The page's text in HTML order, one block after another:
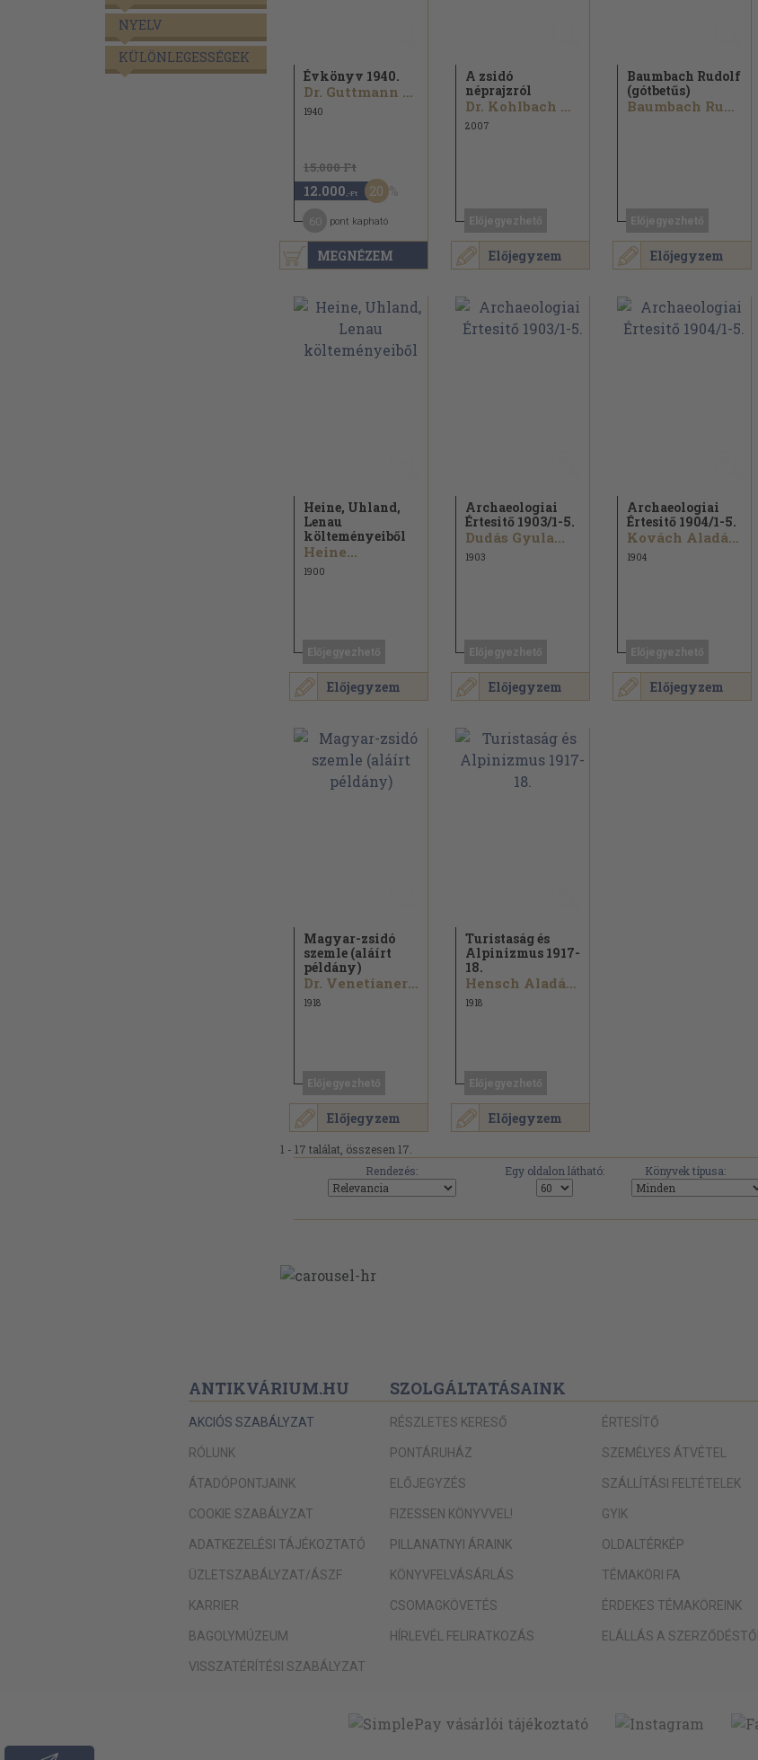
NYELV
KÜLÖNLEGESSÉGEK
MEGNÉZEM
Évkönyv 1940.
Dr. Guttmann Mihály...
1940
15.000 Ft
12.000 ,-Ft 20
pont kapható
Előjegyzem
A zsidó
néprajzról
Dr. Kohlbach Bertalan
2007
Előjegyzem
Baumbach Rudolf
(gótbetűs)
Baumbach Rudolf
Előjegyzem
Heine, Uhland,
Lenau
költeményeiből
Heine...
1900
Előjegyzem
Archaeologiai
Értesitő 1903/1-5.
Dudás Gyula...
1903
Előjegyzem
Archaeologiai
Értesitő 1904/1-5.
Kovách Aladár...
1904
Előjegyzem
Magyar-zsidó
szemle (aláírt
példány)
Dr. Venetianer Lajos...
1918
Előjegyzem
Turistaság és
Alpinizmus 1917-
18.
Hensch Aladár...
1918
1 - 17 találat, összesen 17.
Rendezés:
Egy oldalon látható: Könyvek típusa:
ANTIKVÁRIUM.HU
AKCIÓS SZABÁLYZAT
RÓLUNK
ÁTADÓPONTJAINK
COOKIE SZABÁLYZAT
ADATKEZELÉSI TÁJÉKOZTATÓ
ÜZLETSZABÁLYZAT/ÁSZF
KARRIER
BAGOLYMÚZEUM
VISSZATÉRÍTÉSI SZABÁLYZAT
SZOLGÁLTATÁSAINK
RÉSZLETES KERESŐ
PONTÁRUHÁZ
ELŐJEGYZÉS
FIZESSEN KÖNYVVEL!
PILLANATNYI ÁRAINK
KÖNYVFELVÁSÁRLÁS
CSOMAGKÖVETÉS
HÍRLEVÉL FELIRATKOZÁS
ÉRTESÍTŐ
SZEMÉLYES ÁTVÉTEL
SZÁLLÍTÁSI FELTÉTELEK
GYIK
OLDALTÉRKÉP
TÉMAKÖRI FA
ÉRDEKES TÉMAKÖREINK
ELÁLLÁS A SZERZŐDÉSTŐL